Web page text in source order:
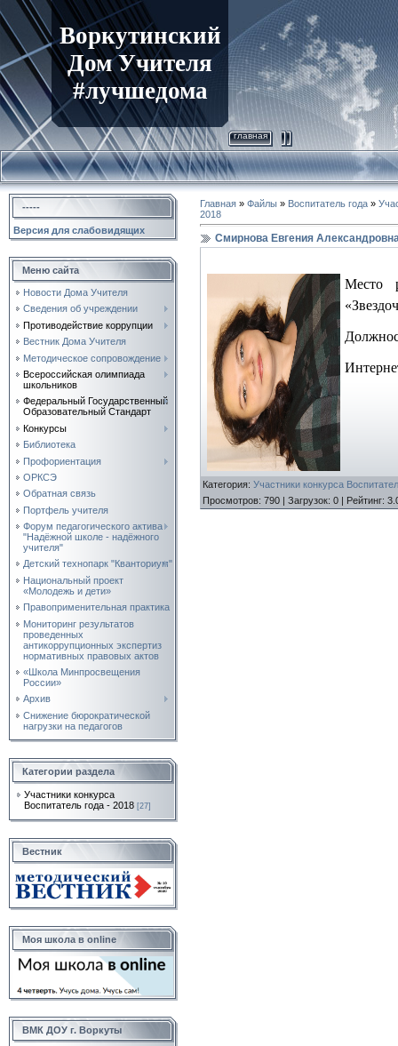
Воркутинский
Дом Учителя
#лучшедома
главная
-----
Версия для слабовидящих
Меню сайта
Новости Дома Учителя
Сведения об учреждении
Противодействие коррупции
Вестник Дома Учителя
Методическое сопровождение
Всероссийская олимпиада
школьников
Федеральный Государственный
Образовательный Стандарт
Конкурсы
Библиотека
Профориентация
ОРКСЭ
Обратная связь
Портфель учителя
Форум педагогического актива
"Надёжной школе - надёжного
учителя"
Детский технопарк "Кванториум"
Национальный проект
«Молодежь и дети»
Правоприменительная практика
Мониторинг результатов
проведенных
антикоррупционных экспертиз
нормативных правовых актов
«Школа Минпросвещения
России»
Архив
Снижение бюрократической
нагрузки на педагогов
Категории раздела
Участники конкурса
Воспитатель года - 2018 [27]
Вестник
Моя школа в online
ВМК ДОУ г. Воркуты
Главная » Файлы » Воспитатель года »
2018
Смирнова Евгения
Место
Категория: Участники конкурса
Просмотров: 790 | Загрузок: 0 | Рейтинг: